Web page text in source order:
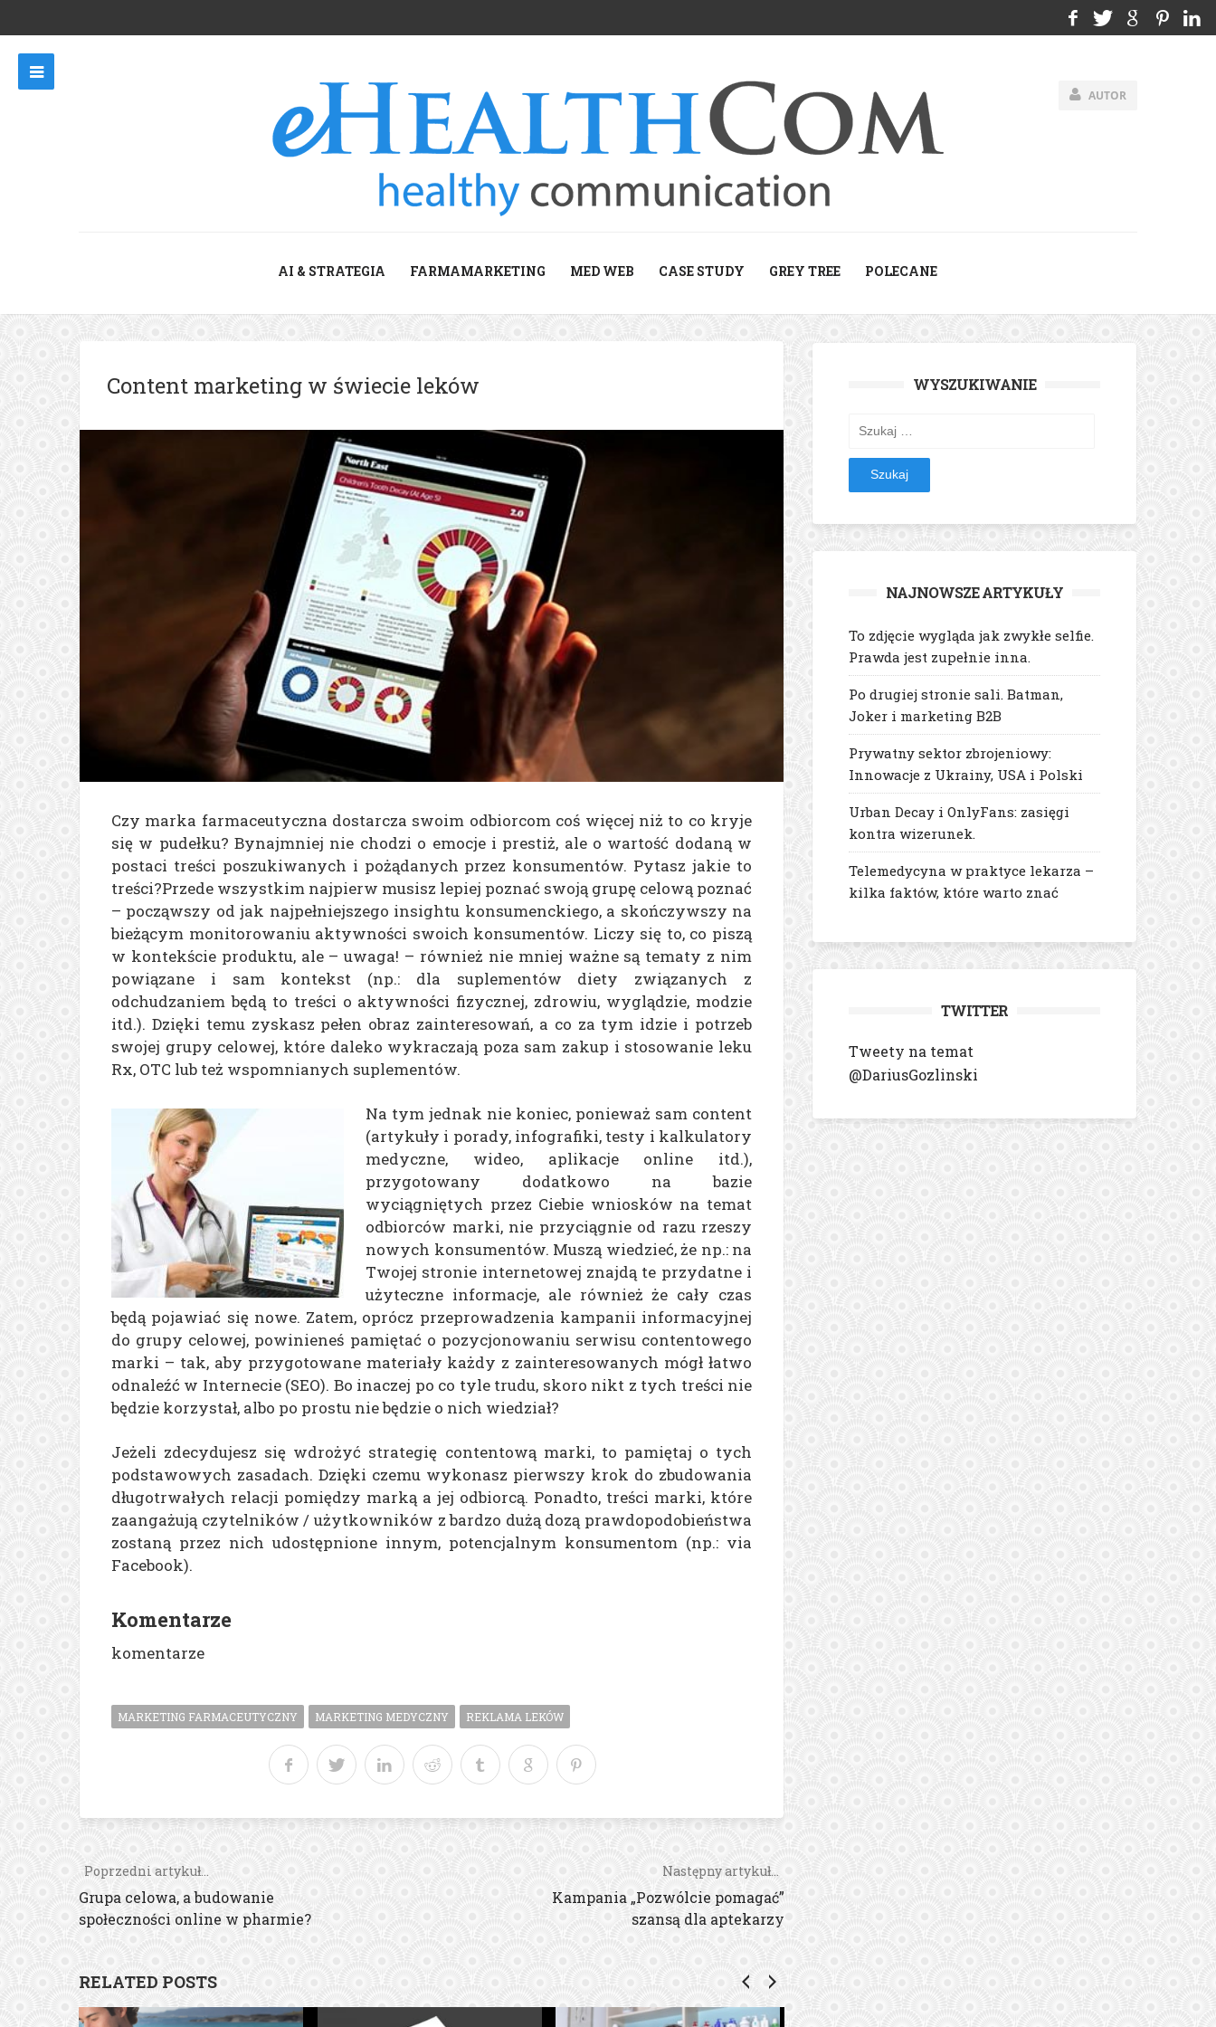
AUTOR
AI & STRATEGIA FARMAMARKETING MED WEB CASE STUDY GREY TREE POLECANE
Content marketing w świecie leków
Czy marka farmaceutyczna dostarcza swoim odbiorcom coś więcej niż to co kryje
się w pudełku? Bynajmniej nie chodzi o emocje i prestiż, ale o wartość dodaną w
postaci treści poszukiwanych i pożądanych przez konsumentów. Pytasz jakie to
treści?Przede wszystkim najpierw musisz lepiej poznać swoją grupę celową poznać
– począwszy od jak najpełniejszego insightu konsumenckiego, a skończywszy na
bieżącym monitorowaniu aktywności swoich konsumentów. Liczy się to, co piszą
w kontekście produktu, ale – uwaga! – również nie mniej ważne są tematy z nim
powiązane i sam kontekst (np.: dla suplementów diety związanych z
odchudzaniem będą to treści o aktywności fizycznej, zdrowiu, wyglądzie, modzie
itd.). Dzięki temu zyskasz pełen obraz zainteresowań, a co za tym idzie i potrzeb
swojej grupy celowej, które daleko wykraczają poza sam zakup i stosowanie leku
Rx, OTC lub też wspomnianych suplementów.
Na tym jednak nie koniec, ponieważ sam content
(artykuły i porady, infografiki, testy i kalkulatory
medyczne, wideo, aplikacje online itd.),
przygotowany dodatkowo na bazie
wyciągniętych przez Ciebie wniosków na temat
odbiorców marki, nie przyciągnie od razu rzeszy
nowych konsumentów. Muszą wiedzieć, że np.: na
Twojej stronie internetowej znajdą te przydatne i
użyteczne informacje, ale również że cały czas
będą pojawiać się nowe. Zatem, oprócz przeprowadzenia kampanii informacyjnej
do grupy celowej, powinieneś pamiętać o pozycjonowaniu serwisu contentowego
marki – tak, aby przygotowane materiały każdy z zainteresowanych mógł łatwo
odnaleźć w Internecie (SEO). Bo inaczej po co tyle trudu, skoro nikt z tych treści nie
będzie korzystał, albo po prostu nie będzie o nich wiedział?
Jeżeli zdecydujesz się wdrożyć strategię contentową marki, to pamiętaj o tych
podstawowych zasadach. Dzięki czemu wykonasz pierwszy krok do zbudowania
długotrwałych relacji pomiędzy marką a jej odbiorcą. Ponadto, treści marki, które
zaangażują czytelników / użytkowników z bardzo dużą dozą prawdopodobieństwa
zostaną przez nich udostępnione innym, potencjalnym konsumentom (np.: via
Facebook).
Komentarze
komentarze
MARKETING FARMACEUTYCZNY MARKETING MEDYCZNY REKLAMA LEKÓW
Poprzedni artykuł...
Grupa celowa, a budowanie
społeczności online w pharmie?
Następny artykuł...
Kampania „Pozwólcie pomagać”
szansą dla aptekarzy
RELATED POSTS
WYSZUKIWANIE
Szukaj:
NAJNOWSZE ARTYKUŁY
To zdjęcie wygląda jak zwykłe selfie.
Prawda jest zupełnie inna.
Po drugiej stronie sali. Batman,
Joker i marketing B2B
Prywatny sektor zbrojeniowy:
Innowacje z Ukrainy, USA i Polski
Urban Decay i OnlyFans: zasięgi
kontra wizerunek.
Telemedycyna w praktyce lekarza –
kilka faktów, które warto znać
TWITTER
Tweety na temat
@DariusGozlinski